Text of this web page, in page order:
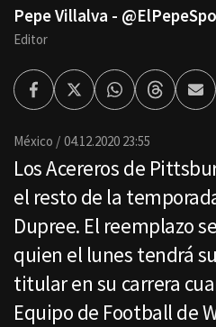
Pepe Villalva -
Editor
FacebookTwitterWhatsappThreads
por
México 04.12.2020 23:55
Los Acereros de
el resto de la
Dupree. El reemplazo
quien el lunes tendrá
titular en su carrera
Equipo de Football de